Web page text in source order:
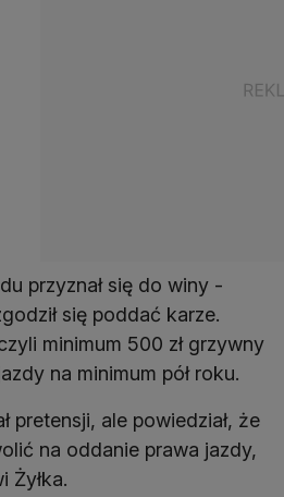
przyznał się do winy -
się poddać karze.
minimum 500 zł grzywny
na minimum pół roku.
pretensji, ale powiedział, że
na oddanie prawa jazdy,
Żyłka.